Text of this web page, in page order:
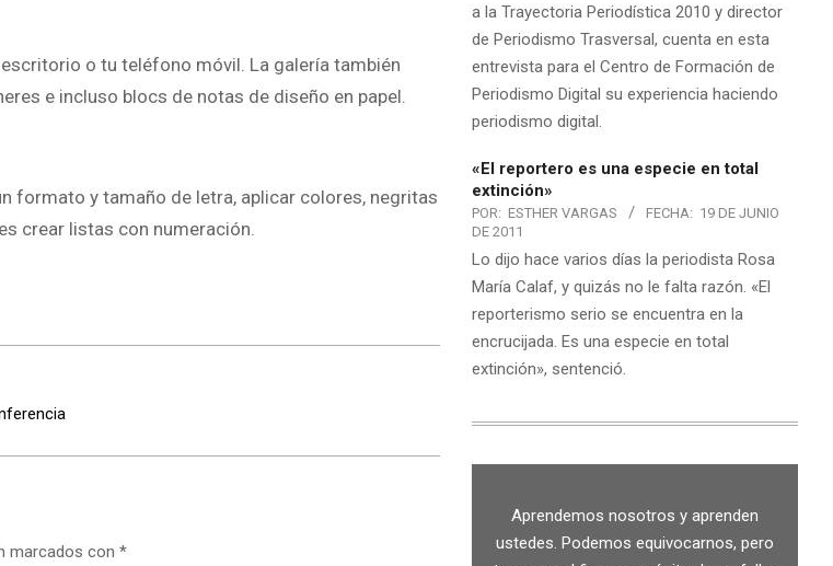
o tu teléfono móvil. La galería también
e incluso blocs de notas de diseño en papel.
formato y tamaño de letra, aplicar colores, negritas
crear listas con numeración.
marcados con *
a la Trayectoria Periodística 2010 y director
de Periodismo Trasversal, cuenta en esta
entrevista para el Centro de Formación de
Periodismo Digital su experiencia haciendo
periodismo digital.
«El reportero es una especie en total
extinción»
POR: ESTHER VARGAS FECHA: 19 DE JUNIO
DE 2011
Lo dijo hace varios días la periodista Rosa
María Calaf, y quizás no le falta razón. «El
reporterismo serio se encuentra en la
encrucijada. Es una especie en total
extinción», sentenció.
Aprendemos nosotros y aprenden
ustedes. Podemos equivocarnos, pero